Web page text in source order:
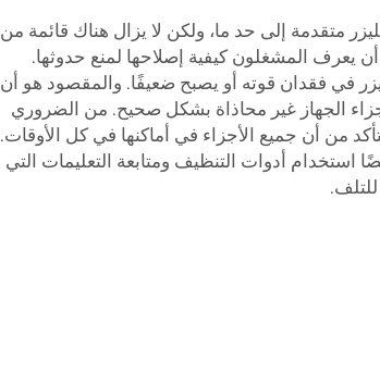
متقدمة إلى حد ما، ولكن لا يزال هناك قائمة من
يعرف المشغلون كيفية إصلاحها لمنع حدوثها.
في فقدان قوته أو يصبح ضعيفًا. والمقصود هو أن
الجهاز غير محاذاة بشكل صحيح. من الضروري
من أن جميع الأجزاء في أماكنها في كل الأوقات.
استخدام أدوات التنظيف ومتابعة التعليمات التي